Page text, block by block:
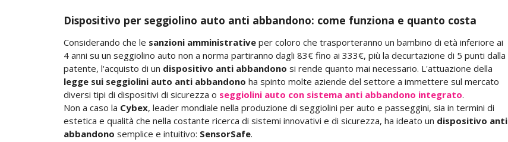
Dispositivo per seggiolino auto anti abbandono: come funziona e quanto costa
Considerando che le sanzioni amministrative per coloro che trasporteranno un bambino di età inferiore ai
4 anni su un seggiolino auto non a norma partiranno dagli 83€ fino ai 333€, più la decurtazione di 5 punti dalla
patente, l'acquisto di un dispositivo anti abbandono si rende quanto mai necessario. L'attuazione della
legge sui seggiolini auto anti abbandono ha spinto molte aziende del settore a immettere sul mercato
diversi tipi di dispositivi di sicurezza o seggiolini auto con sistema anti abbandono integrato.
Non a caso la Cybex, leader mondiale nella produzione di seggiolini per auto e passeggini, sia in termini di
estetica e qualità che nella costante ricerca di sistemi innovativi e di sicurezza, ha ideato un dispositivo anti
abbandono semplice e intuitivo: SensorSafe.